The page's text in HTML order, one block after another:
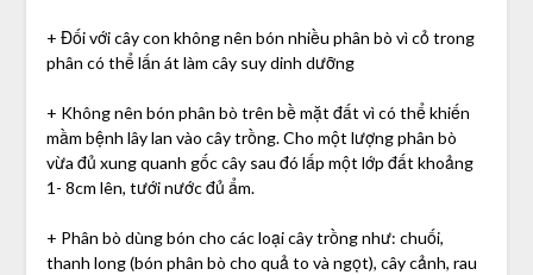
+ Đối với cây con không nên bón nhiều phân bò vì cỏ trong
phân có thể lấn át làm cây suy dinh dưỡng
+ Không nên bón phân bò trên bề mặt đất vì có thể khiến
mầm bệnh lây lan vào cây trồng. Cho một lượng phân bò
vừa đủ xung quanh gốc cây sau đó lấp một lớp đất khoảng
1- 8cm lên, tưới nước đủ ẩm.
+ Phân bò dùng bón cho các loại cây trồng như: chuối,
thanh long (bón phân bò cho quả to và ngọt), cây cảnh, rau